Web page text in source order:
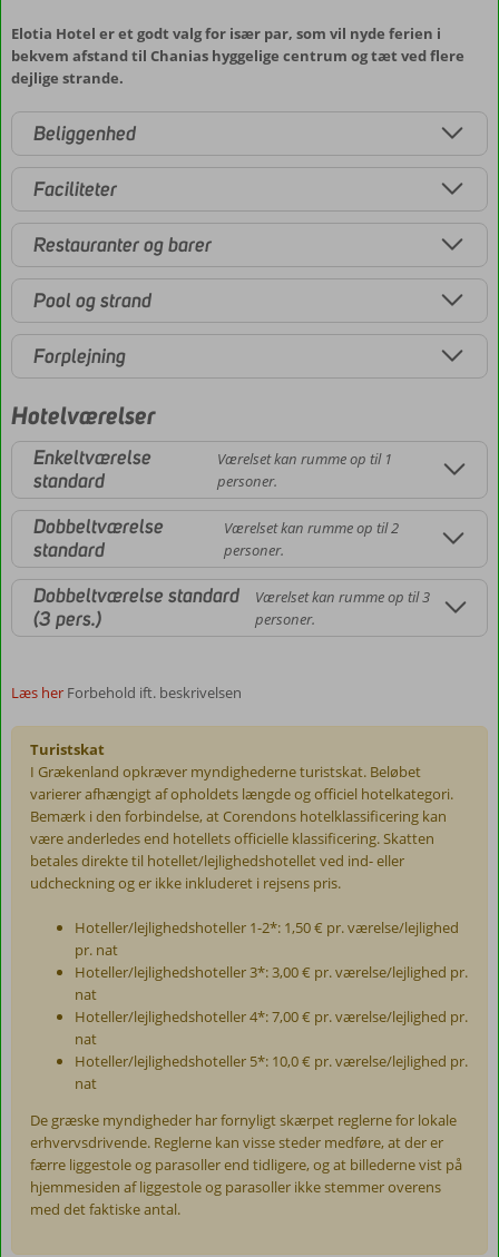
Elotia Hotel er et godt valg for især par, som vil nyde ferien i
bekvem afstand til Chanias hyggelige centrum og tæt ved flere
dejlige strande.
Beliggenhed
Faciliteter
Restauranter og barer
Pool og strand
Forplejning
Hotelværelser
Enkeltværelse
standard
Værelset kan rumme op til 1
personer.
Dobbeltværelse
standard
Værelset kan rumme op til 2
personer.
Dobbeltværelse standard
(3 pers.)
Værelset kan rumme op til 3
personer.
Læs her Forbehold ift. beskrivelsen
Turistskat
I Grækenland opkræver myndighederne turistskat. Beløbet
varierer afhængigt af opholdets længde og officiel hotelkategori.
Bemærk i den forbindelse, at Corendons hotelklassificering kan
være anderledes end hotellets officielle klassificering. Skatten
betales direkte til hotellet/lejlighedshotellet ved ind- eller
udcheckning og er ikke inkluderet i rejsens pris.
Hoteller/lejlighedshoteller 1-2*: 1,50 € pr. værelse/lejlighed
pr. nat
Hoteller/lejlighedshoteller 3*: 3,00 € pr. værelse/lejlighed pr.
nat
Hoteller/lejlighedshoteller 4*: 7,00 € pr. værelse/lejlighed pr.
nat
Hoteller/lejlighedshoteller 5*: 10,0 € pr. værelse/lejlighed pr.
nat
De græske myndigheder har fornyligt skærpet reglerne for lokale
erhvervsdrivende. Reglerne kan visse steder medføre, at der er
færre liggestole og parasoller end tidligere, og at billederne vist på
hjemmesiden af liggestole og parasoller ikke stemmer overens
med det faktiske antal.